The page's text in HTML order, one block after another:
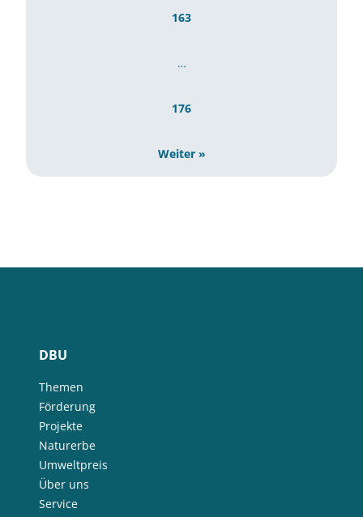
163
…
176
Weiter »
DBU
Themen
Förderung
Projekte
Naturerbe
Umweltpreis
Über uns
Service